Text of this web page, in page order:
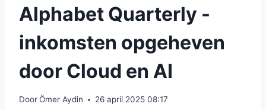
Alphabet Quarterly -
inkomsten opgeheven
door Cloud en AI
DoorÖmer Aydin 26 april 2025 08:17